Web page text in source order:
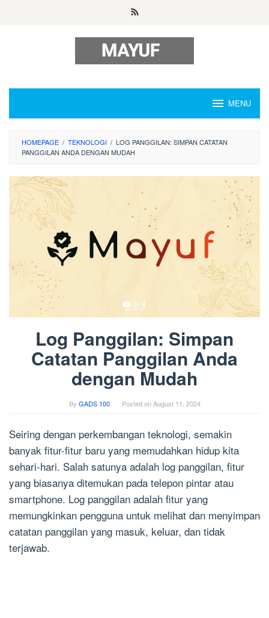
MENU
HOMEPAGE / TEKNOLOGI / LOG PANGGILAN: SIMPAN CATATAN
PANGGILAN ANDA DENGAN MUDAH
Log Panggilan: Simpan
Catatan Panggilan Anda
dengan Mudah
By GADS 100 Posted onAugust 11, 2024
Seiring dengan perkembangan teknologi, semakin
banyak fitur-fitur baru yang memudahkan hidup kita
sehari-hari. Salah satunya adalah log panggilan, fitur
yang biasanya ditemukan pada telepon pintar atau
smartphone. Log panggilan adalah fitur yang
memungkinkan pengguna untuk melihat dan menyimpan
catatan panggilan yang masuk, keluar, dan tidak
terjawab.